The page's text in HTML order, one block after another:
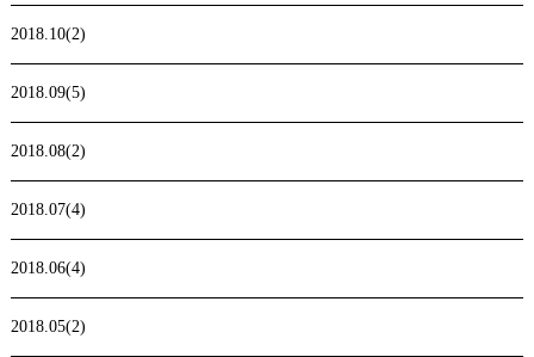
2018.10(2)
2018.09(5)
2018.08(2)
2018.07(4)
2018.06(4)
2018.05(2)